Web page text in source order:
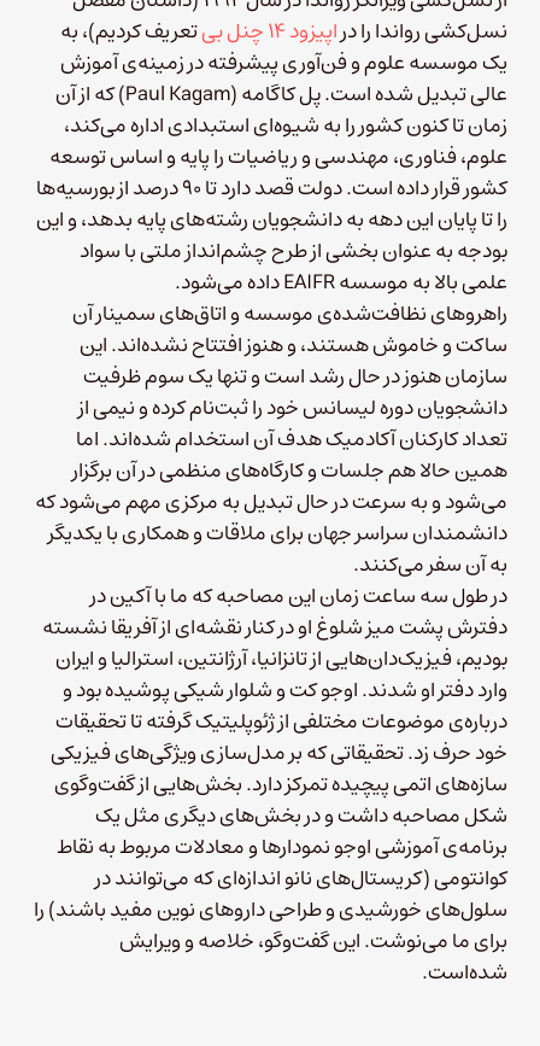
نسل‌کشی رواندا را دراپیزود ۱۴ چنل بی
تعریف کردیم)، به
یک موسسه علوم و فن‌آوری پیشرفته در زمینه‌ی آموزش
عالی تبدیل شده است. پل کاگامه (Paul Kagam)‌ که از آن
زمان تا کنون کشور را به شیوه‌ای استبدادی اداره می‌کند،
علوم، فناوری، مهندسی و ریاضیات را پایه و اساس توسعه
کشور قرار داده است. دولت قصد دارد تا ۹۰ درصد از بورسیه‌ها
را تا پایان این دهه به دانشجویان رشته‌های پایه بدهد، و این
بودجه به عنوان بخشی از طرح چشم‌انداز ملتی با سواد
علمی بالا به موسسه EAIFR داده می‌شود.
راهروهای نظافت‌شده‌ی موسسه و اتاق‌های سمینار آن
ساکت و خاموش هستند، و هنوز افتتاح نشده‌اند. این
سازمان هنوز در حال رشد است و تنها یک سوم ظرفیت
دانشجویان دوره لیسانس خود را ثبت‌نام کرده‌ و نیمی از
تعداد کارکنان آکادمیک هدف آن استخدام شده‌اند. اما
همین حالا هم جلسات و کارگاه‌های منظمی در آن برگزار
می‌شود و به سرعت در حال تبدیل به مرکزی مهم می‌شود که
دانشمندان سراسر جهان برای ملاقات و همکاری با یکدیگر
به آن سفر می‌کنند.
در طول سه ساعت زمان این مصاحبه که ما با آکین در
دفترش پشت میز شلوغ او در کنار نقشه‌ای از آفریقا نشسته
بودیم، فیزیک‌دان‌هایی از تانزانیا، آرژانتین، استرالیا و ایران
وارد دفتر او شدند. اوجو کت و شلوار شیکی پوشیده بود و
درباره‌ی موضوعات مختلفی از ژئوپلیتیک گرفته تا تحقیقات
خود حرف زد. تحقیقاتی که بر مدل‌سازی ویژگی‌های فیزیکی
سازه‌های اتمی پیچیده تمرکز دارد. بخش‌هایی از گفت‌وگوی
شکل مصاحبه داشت و در بخش‌های دیگری مثل یک
برنامه‌ی آموزشی اوجو نمودارها و معادلات مربوط به نقاط
کوانتومی (کریستال‌های نانو اندازه‌ای که می‌توانند در
سلول‌های خورشیدی و طراحی داروهای نوین مفید باشند) را
برای ما می‌نوشت. این گفت‌و‌گو، خلاصه و ویرایش
شده‌است.